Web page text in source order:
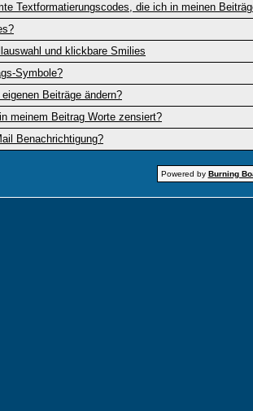
Textformatierungscodes, die ich in meinen
und klickbare Smilies
Symbole?
Beiträge ändern?
meinem Beitrag Worte zensiert?
Benachrichtigung?
Powered by Burning